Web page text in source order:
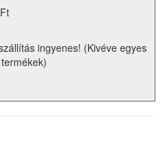
ingyenes! (Kivéve egyes